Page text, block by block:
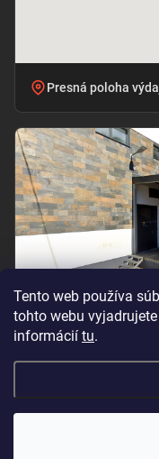
Tento web používa
tohto webu
informácií tu.
Presná poloha
Vchod pri označení